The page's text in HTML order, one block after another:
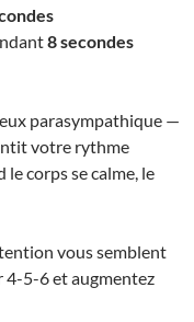
8 secondes
parasympathique —
votre rythme
corps se calme, le
vous semblent
4-5-6 et augmentez